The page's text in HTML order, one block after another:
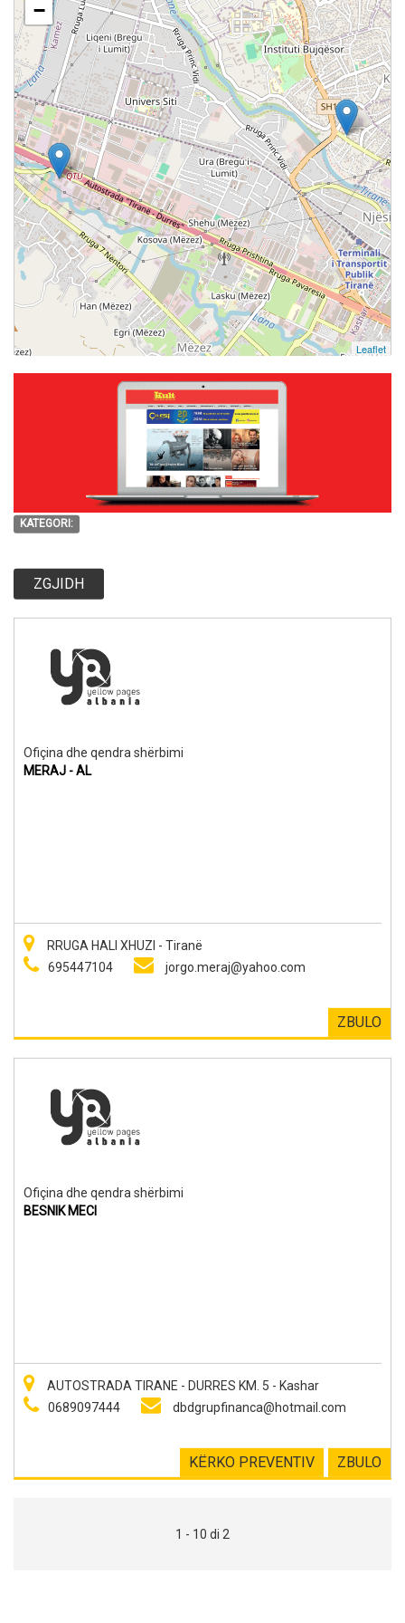
KATEGORI:
ZGJIDH
Ofiçina dhe qendra shërbimi
MERAJ - AL
RRUGA HALI XHUZI - Tiranë
695447104
jorgo.meraj@yahoo.com
ZBULO
Ofiçina dhe qendra shërbimi
BESNIK MECI
AUTOSTRADA TIRANE - DURRES KM. 5 - Kashar
0689097444
dbdgrupfinanca@hotmail.com
ZBULO
KËRKO PREVENTIV
1 - 10 di 2
−
Leaflet